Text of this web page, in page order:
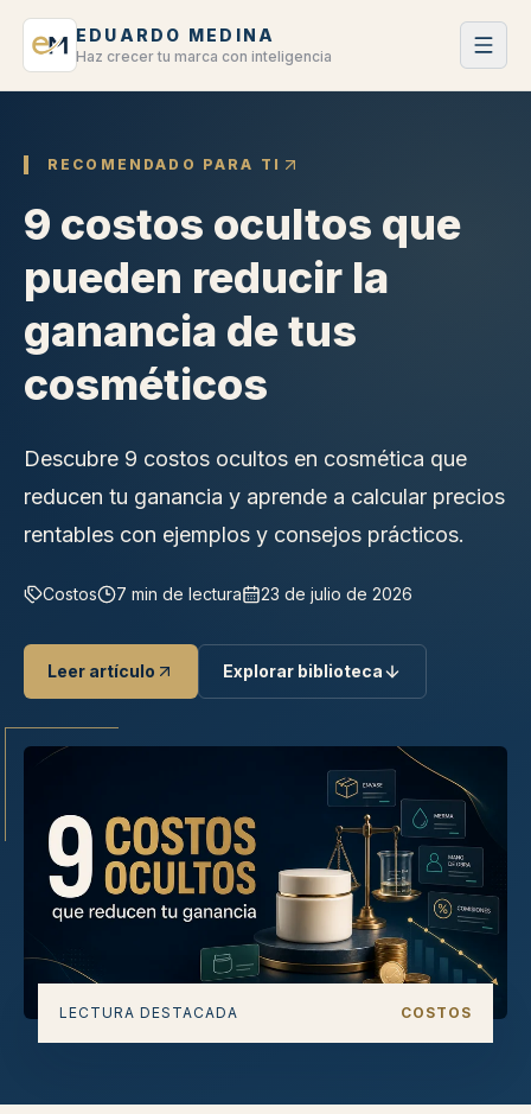
EDUARDO MEDINA
Haz crecer tu marca con inteligencia
RECOMENDADO PARA TI
9 costos ocultos que
pueden reducir la
ganancia de tus
cosméticos
Descubre 9 costos ocultos en cosmética que
reducen tu ganancia y aprende a calcular precios
rentables con ejemplos y consejos prácticos.
Costos 7 min de lectura 23 de julio de 2026
Leer artículo Explorar biblioteca
LECTURA DESTACADA COSTOS